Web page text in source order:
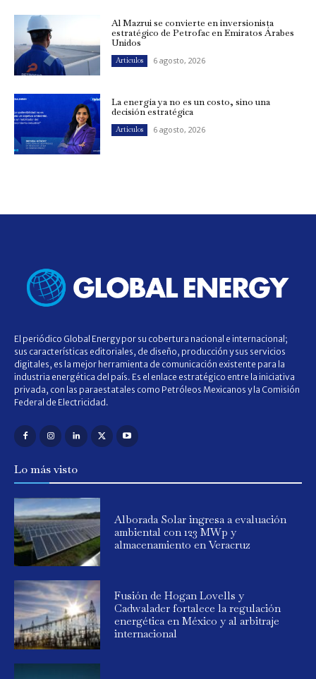
Al Mazrui se convierte en inversionista
estratégico de Petrofac en Emiratos Árabes
Unidos
Artículos 6 agosto, 2026
La energía ya no es un costo, sino una
decisión estratégica
Artículos 6 agosto, 2026
El periódico Global Energy por su cobertura nacional e internacional;
sus características editoriales, de diseño, producción y sus servicios
digitales, es la mejor herramienta de comunicación existente para la
industria energética del país. Es el enlace estratégico entre la iniciativa
privada, con las paraestatales como Petróleos Mexicanos y la Comisión
Federal de Electricidad.
Lo más visto
Alborada Solar ingresa a evaluación
ambiental con 123 MWp y
almacenamiento en Veracruz
Fusión de Hogan Lovells y
Cadwalader fortalece la regulación
energética en México y al arbitraje
internacional